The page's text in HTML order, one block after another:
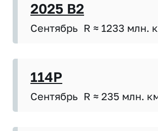
2025 B2
Сентябрь R ≈ 1233 млн.
114P
Сентябрь R ≈ 235 млн.